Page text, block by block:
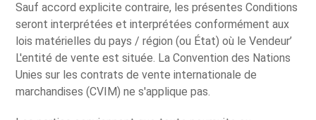
Sauf accord explicite contraire, les présentes Conditions
seront interprétées et interprétées conformément aux
lois matérielles du pays / région (ou État) où le Vendeur’
L'entité de vente est située. La Convention des Nations
Unies sur les contrats de vente internationale de
marchandises (CVIM) ne s'applique pas.